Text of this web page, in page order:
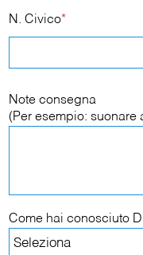
N. Civico*
Note consegna
(Per esempio: suonare
Come hai conosciuto